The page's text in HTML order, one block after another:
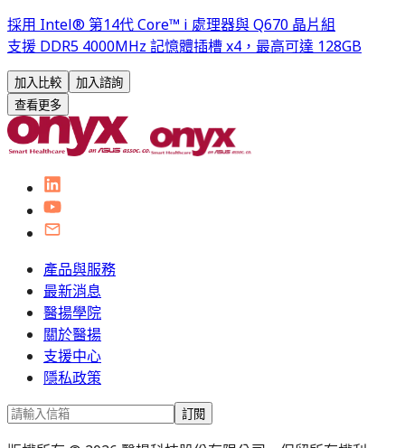
採用 Intel® 第14代 Core™ i 處理器與 Q670 晶片組
支援 DDR5 4000MHz 記憶體插槽 x4，最高可達 128GB
加入比較
加入諮詢
查看更多
產品與服務
最新消息
醫揚學院
關於醫揚
支援中心
隱私政策
訂閱